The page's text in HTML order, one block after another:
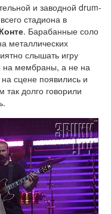
и заводной drum-
стадиона в
. Барабанные соло
металлических
слышать игру
на мембраны, а не на
сцене появились и
долго говорили